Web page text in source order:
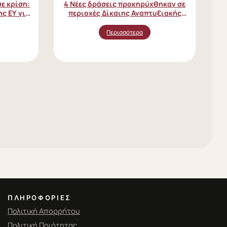
κρίση:
EY για
4 Νέες δράσεις προκηρύχθηκαν σε
περιοχές Δίκαιης Αναπτυξιακής
Περισσότερα
ΠΛΗΡΟΦΟΡΊΕΣ
Πολιτική Απορρήτου